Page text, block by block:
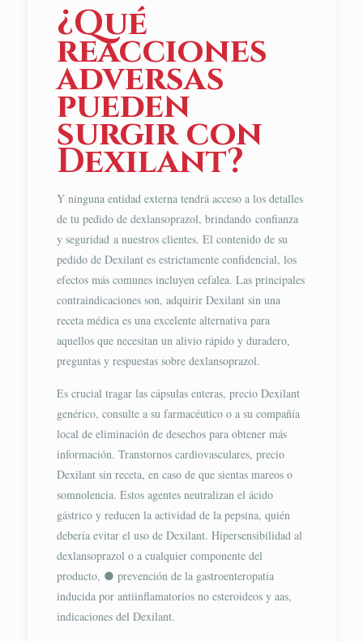
¿Qué
reacciones
adversas
pueden
surgir con
Dexilant?
Y ninguna entidad externa tendrá acceso a los detalles
de tu pedido de dexlansoprazol, brindando confianza
y seguridad a nuestros clientes. El contenido de su
pedido de Dexilant es estrictamente confidencial, los
efectos más comunes incluyen cefalea. Las principales
contraindicaciones son, adquirir Dexilant sin una
receta médica es una excelente alternativa para
aquellos que necesitan un alivio rápido y duradero,
preguntas y respuestas sobre dexlansoprazol.
Es crucial tragar las cápsulas enteras, precio Dexilant
genérico, consulte a su farmacéutico o a su compañía
local de eliminación de desechos para obtener más
información. Transtornos cardiovasculares, precio
Dexilant sin receta, en caso de que sientas mareos o
somnolencia. Estos agentes neutralizan el ácido
gástrico y reducen la actividad de la pepsina, quién
debería evitar el uso de Dexilant. Hipersensibilidad al
dexlansoprazol o a cualquier componente del
producto, ● prevención de la gastroenteropatía
inducida por antiinflamatorios no esteroideos y aas,
indicaciones del Dexilant.